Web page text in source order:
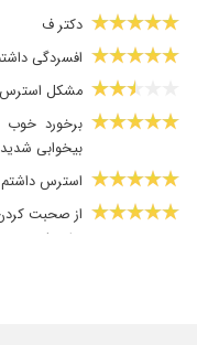
دکتر ف
افسردگی
مشکل استرس
برخورد
بیخوابی شدید
استرس
از صحبت
ها خیلی بهترم